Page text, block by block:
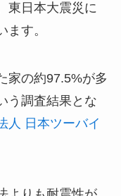
東日本大震災に
す。
家の約97.5%が多
う調査結果とな
人 日本ツーバイ